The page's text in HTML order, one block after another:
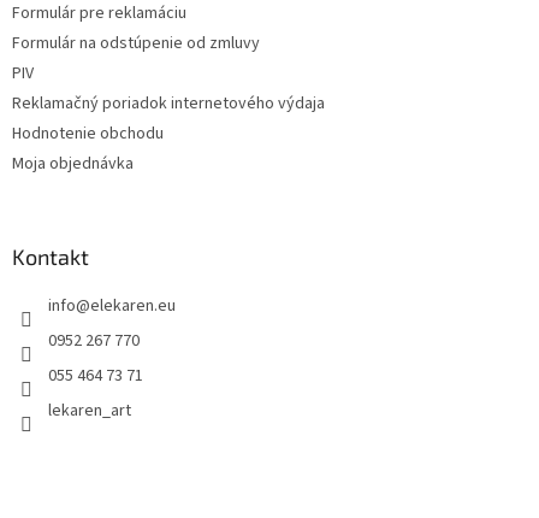
Formulár pre reklamáciu
Formulár na odstúpenie od zmluvy
PIV
Reklamačný poriadok internetového výdaja
Hodnotenie obchodu
Moja objednávka
Kontakt
info@elekaren.eu
0952 267 770
055 464 73 71
lekaren_art